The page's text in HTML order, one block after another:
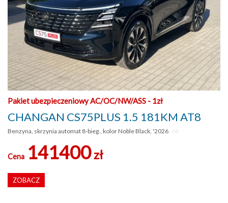
Pakiet ubezpieczeniowy AC/OC/NW/ASS - 1zł
CHANGAN CS75PLUS 1.5 181KM AT8
Benzyna, skrzynia automat 8-bieg., kolor Noble Black, '2026
Cena 141400zł
ZOBACZ